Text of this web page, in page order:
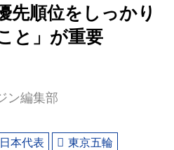
先順位をしっかり
と」が重要
ン編集部
本代表
東京五輪